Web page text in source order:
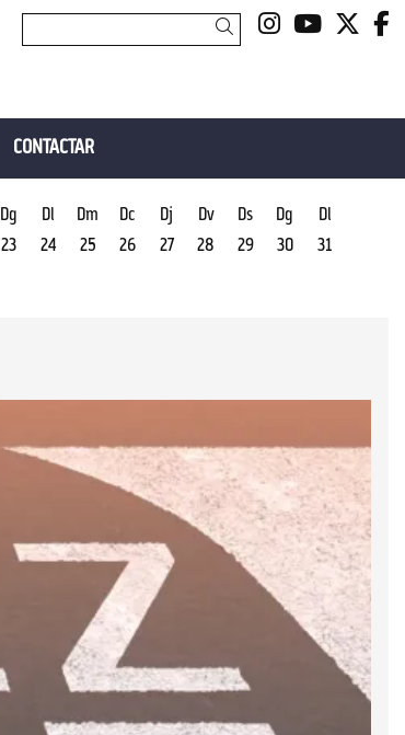
Link aLink a
Cercar
CONTACTAR
Dg
23
Dl
24
Dm
25
Dc
26
Dj
27
Dv
28
Ds
29
Dg
30
Dl
31